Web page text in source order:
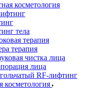
косметология
тела
терапия
терапия
чистка лица
лица
RF-лифтинг
косметология